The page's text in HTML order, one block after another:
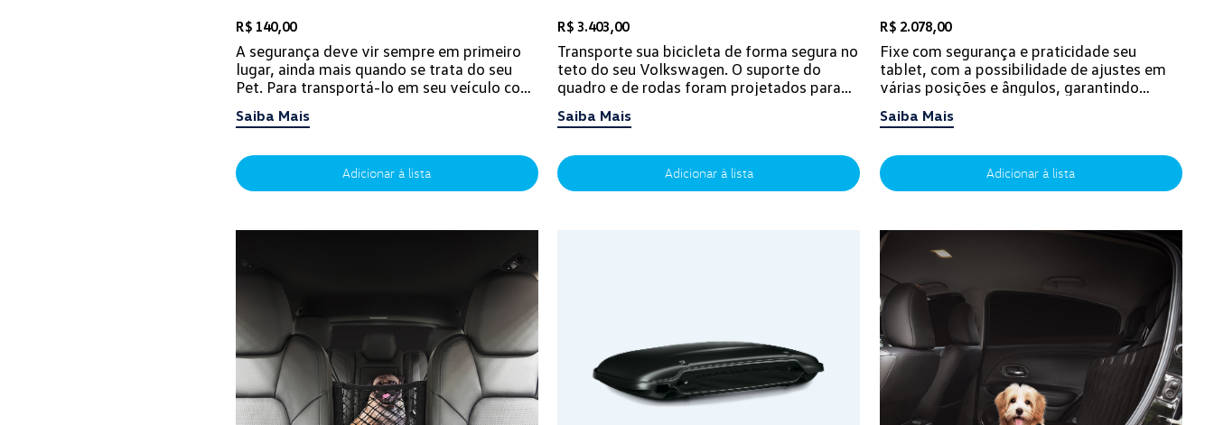
R$ 140,00
A segurança deve vir sempre em primeiro
lugar, ainda mais quando se trata do seu
Pet. Para transportá-lo em seu veículo com
Saiba Mais
Adicionar à lista
R$ 3.403,00
Transporte sua bicicleta de forma segura no
teto do seu Volkswagen. O suporte do
quadro e de rodas foram projetados para
Saiba Mais
Adicionar à lista
R$ 2.078,00
Fixe com segurança e praticidade seu
tablet, com a possibilidade de ajustes em
várias posições e ângulos, garantindo
ser...
Saiba Mais
Adicionar à lista